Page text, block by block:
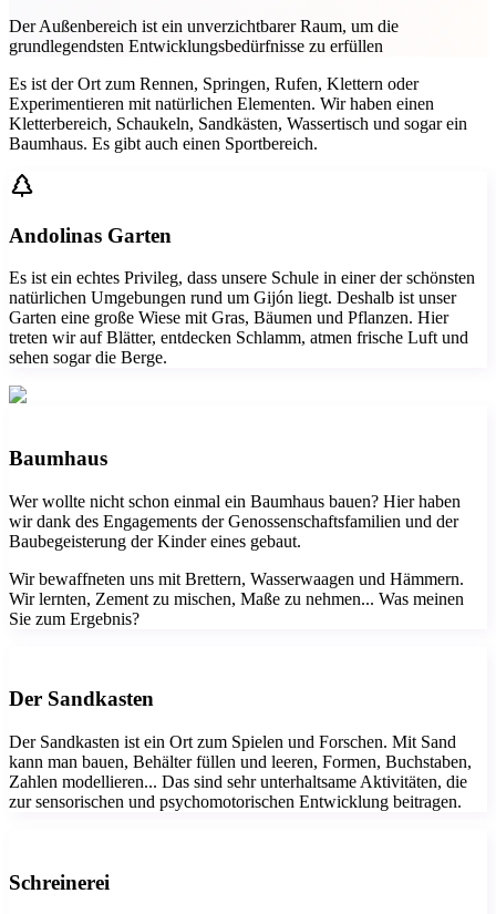
Der Außenbereich ist ein unverzichtbarer Raum, um die
grundlegendsten Entwicklungsbedürfnisse zu erfüllen
Es ist der Ort zum Rennen, Springen, Rufen, Klettern oder
Experimentieren mit natürlichen Elementen. Wir haben einen
Kletterbereich, Schaukeln, Sandkästen, Wassertisch und sogar ein
Baumhaus. Es gibt auch einen Sportbereich.
Andolinas Garten
Es ist ein echtes Privileg, dass unsere Schule in einer der schönsten
natürlichen Umgebungen rund um Gijón liegt. Deshalb ist unser
Garten eine große Wiese mit Gras, Bäumen und Pflanzen. Hier
treten wir auf Blätter, entdecken Schlamm, atmen frische Luft und
sehen sogar die Berge.
Baumhaus
Wer wollte nicht schon einmal ein Baumhaus bauen? Hier haben
wir dank des Engagements der Genossenschaftsfamilien und der
Baubegeisterung der Kinder eines gebaut.
Wir bewaffneten uns mit Brettern, Wasserwaagen und Hämmern.
Wir lernten, Zement zu mischen, Maße zu nehmen... Was meinen
Sie zum Ergebnis?
Der Sandkasten
Der Sandkasten ist ein Ort zum Spielen und Forschen. Mit Sand
kann man bauen, Behälter füllen und leeren, Formen, Buchstaben,
Zahlen modellieren... Das sind sehr unterhaltsame Aktivitäten, die
zur sensorischen und psychomotorischen Entwicklung beitragen.
Schreinerei